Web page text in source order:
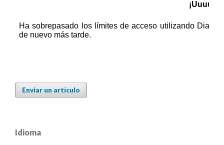
Enviar un artículo
Idioma